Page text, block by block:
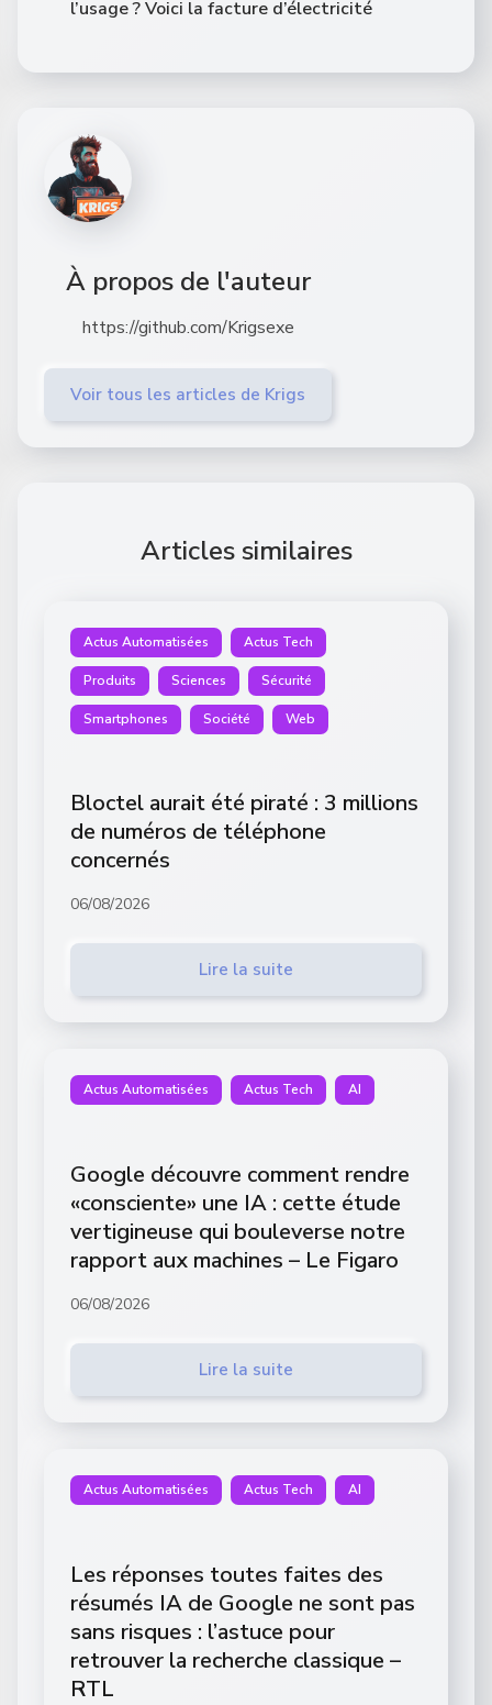
l’usage ? Voici la facture d’électricité
À propos de l'auteur
https://github.com/Krigsexe
Voir tous les articles de Krigs
Articles similaires
Actus Automatisées Actus Tech
Produits Sciences Sécurité
Smartphones Société Web
Bloctel aurait été piraté : 3 millions
de numéros de téléphone
concernés
06/08/2026
Lire la suite
Actus Automatisées Actus Tech AI
Google découvre comment rendre
«consciente» une IA : cette étude
vertigineuse qui bouleverse notre
rapport aux machines – Le Figaro
06/08/2026
Lire la suite
Actus Automatisées Actus Tech AI
Les réponses toutes faites des
résumés IA de Google ne sont pas
sans risques : l’astuce pour
retrouver la recherche classique –
RTL